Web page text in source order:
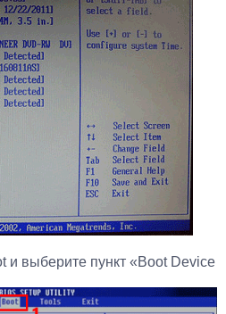
и выберите пункт «Boot Device